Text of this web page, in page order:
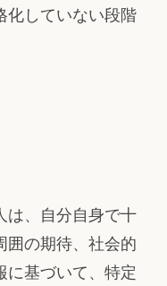
化していない段階
は、自分自身で十
囲の期待、社会的
に基づいて、特定